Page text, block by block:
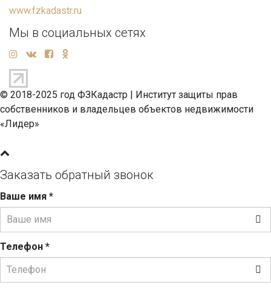
www.fzkadastr.ru
Мы в социальных сетях
© 2018-2025 год ФЗКадастр | Институт защиты прав
собственников и владельцев объектов недвижимости
«Лидер»
Заказать обратный звонок
Ваше имя *
Телефон *